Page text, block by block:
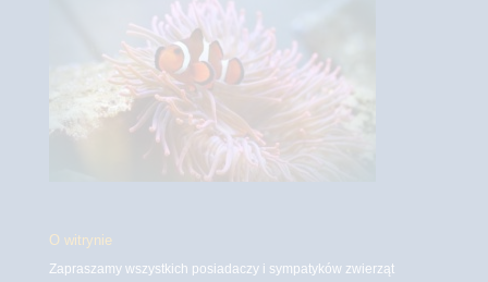
O witrynie
Zapraszamy wszystkich posiadaczy i sympatyków zwierząt